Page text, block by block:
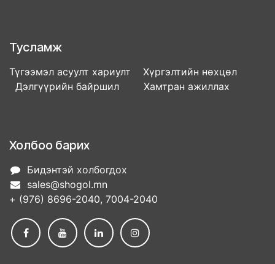
Тусламж
Түгээмэл асуулт хариулт Хүргэлтийн нөхцөл
Дэлгүүрийн байршил Хамтран ажиллах
Холбоо барих
Бидэнтэй холбогдох
sales@shogol.mn
+ (976) 8696-2040, 7004-2040